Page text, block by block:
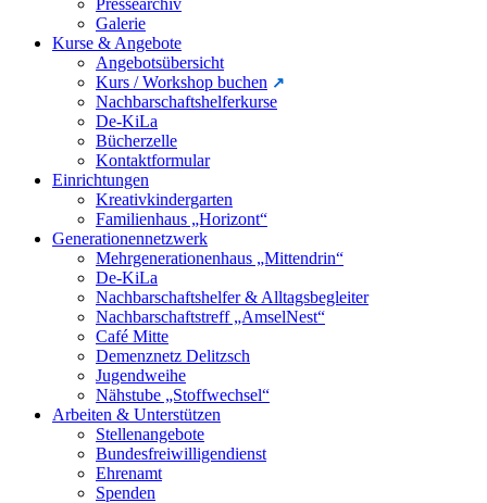
Pressearchiv
Galerie
Kurse & Angebote
Angebotsübersicht
Kurs / Workshop buchen
Nachbarschaftshelferkurse
De-KiLa
Bücherzelle
Kontaktformular
Einrichtungen
Kreativkindergarten
Familienhaus „Horizont“
Generationennetzwerk
Mehrgenerationenhaus „Mittendrin“
De-KiLa
Nachbarschaftshelfer & Alltagsbegleiter
Nachbarschaftstreff „AmselNest“
Café Mitte
Demenznetz Delitzsch
Jugendweihe
Nähstube „Stoffwechsel“
Arbeiten & Unterstützen
Stellenangebote
Bundesfreiwilligendienst
Ehrenamt
Spenden